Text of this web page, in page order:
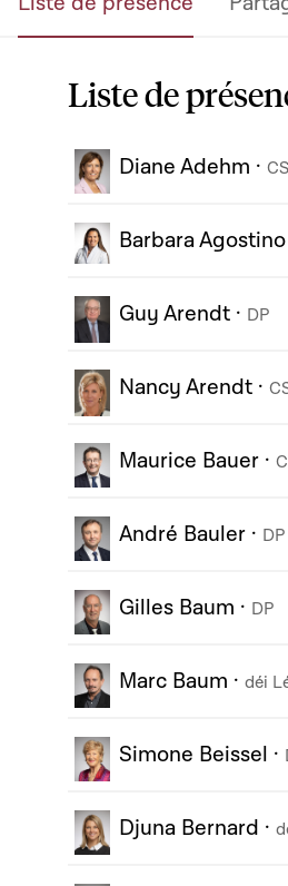
Liste de
Diane Adehm ·
Barbara Agostino
Guy Arendt · DP
Nancy Arendt ·
Maurice Bauer ·
André Bauler · DP
Gilles Baum · DP
Marc Baum · déi
Simone Beissel ·
Djuna Bernard ·